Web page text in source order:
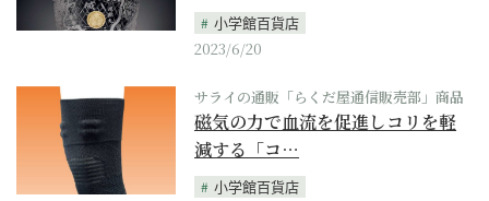
小学館百貨店
2023/6/20
サライの通販「らくだ屋通信販売部」商品
磁気の力で血流を促進しコリを軽
減する「コ…
小学館百貨店